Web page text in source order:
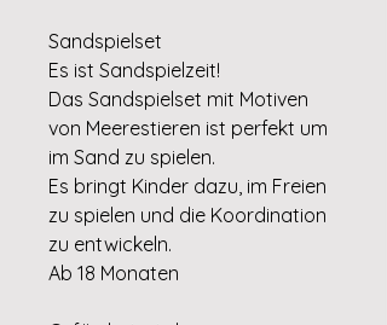
Sandspielset
Es ist Sandspielzeit!
Das Sandspielset mit Motiven
von Meerestieren ist perfekt um
im Sand zu spielen.
Es bringt Kinder dazu, im Freien
zu spielen und die Koordination
zu entwickeln.
Ab 18 Monaten